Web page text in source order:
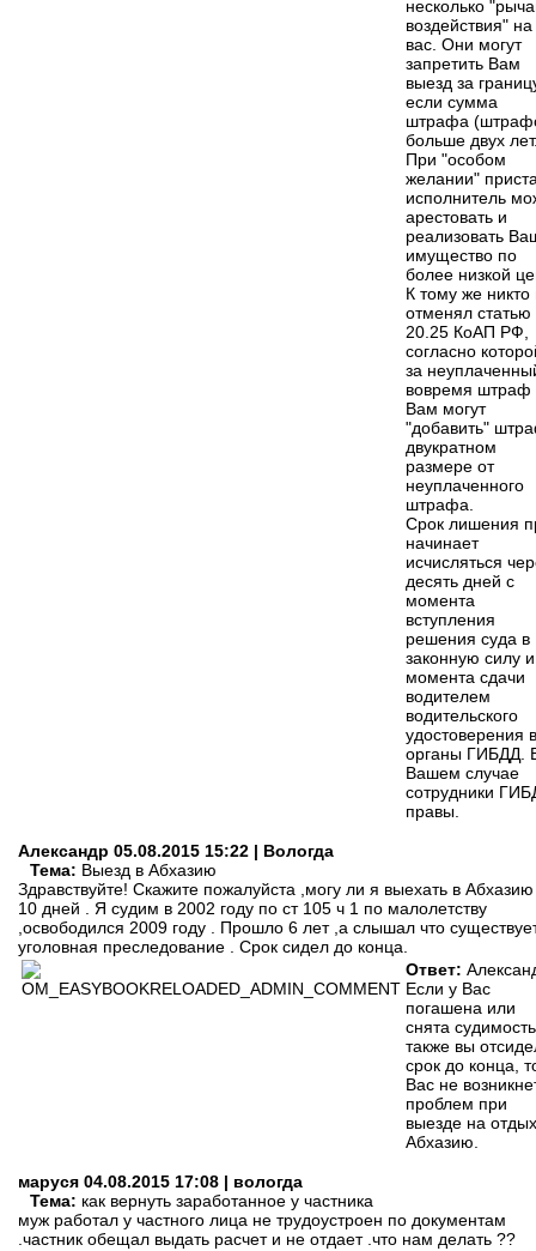
несколько
воздействия" на
вас. Они могут
запретить Вам
выезд за
если сумма
штрафа
больше двух
При "особом
желании"
исполнитель
арестовать и
реализовать
имущество по
более низкой
К тому же никто
отменял статью
20.25 КоАП РФ,
согласно
за
вовремя штраф
Вам могут
"добавить"
двукратном
размере от
неуплаченного
штрафа.
Срок лишения
начинает
исчисляться
десять дней с
момента
вступления
решения суда в
законную силу
момента сдачи
водителем
водительского
удостоверения в
органы ГИБДД.
Вашем случае
сотрудники
правы.
Александр 05.08.2015 15:22 | Вологда
Тема: Выезд в Абхазию
Здравствуйте! Скажите пожалуйста ,могу ли я выехать в
10 дней . Я судим в 2002 году по ст 105 ч 1 по малолетству
,освободился 2009 году . Прошло 6 лет ,а слышал что
уголовная преследование . Срок сидел до конца.
Ответ:
Если у Вас
погашена или
снята
также вы
срок до конца,
Вас не
проблем при
выезде на
Абхазию.
маруся 04.08.2015 17:08 | вологда
Тема: как вернуть заработанное у частника
муж работал у частного лица не трудоустроен по документам
.частник обещал выдать расчет и не отдает .что нам делать ??